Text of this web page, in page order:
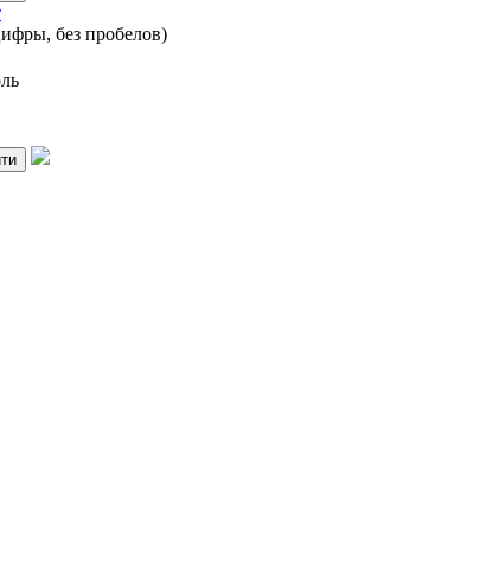
без пробелов)